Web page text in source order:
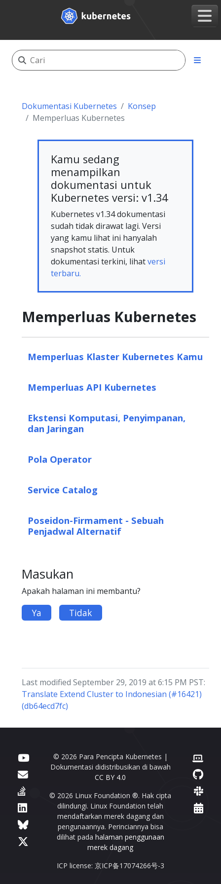
Dokumentasi Kubernetes
Konsep
Memperluas Kubernetes
Kamu sedang
menampilkan
dokumentasi untuk
Kubernetes versi: v1.34
Kubernetes v1.34 dokumentasi
sudah tidak dirawat lagi. Versi
yang kamu lihat ini hanyalah
snapshot statis. Untuk
dokumentasi terkini, lihatversi
terbaru.
Memperluas Kubernetes
Memperluas Klaster Kubernetes Kamu
Memperluas API Kubernetes
Ekstensi Komputasi, Penyimpanan,
dan Jaringan
Pola Operator
Service Catalog
Poseidon-Firmament - Sebuah
Penjadwal Alternatif
Masukan
Apakah halaman ini membantu?
Ya Tidak
Last modified September 29, 2019 at 6:15 PM PST:
Translate Extend Cluster to Indonesian (#16421)
(db64ecd7fc)
© 2026 Para Pencipta Kubernetes |
Dokumentasi didistribusikan di bawah
CC BY 4.0
© 2026 Linux Foundation ®. Hak cipta
dilindungi. Linux Foundation telah
mendaftarkan merek dagang dan
pengunaannya. Perinciannya bisa
dilihat pada halaman penggunaan
merek dagang
ICP license: 京ICP备17074266号-3